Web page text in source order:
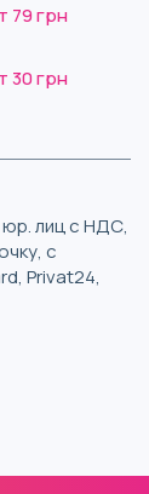
79 грн
30 грн
лиц с НДС,
с
Privat24,